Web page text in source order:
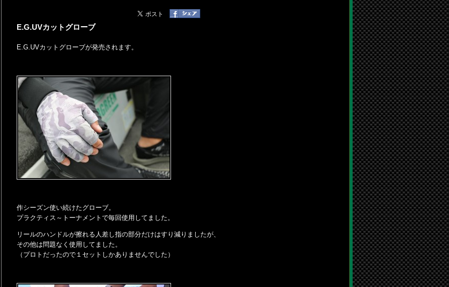
E.G.UVカットグローブ
E.G.UVカットグローブが発売されます。
作シーズン使い続けたグローブ。
プラクティス～トーナメントで毎回使用してました。
リールのハンドルが擦れる人差し指の部分だけはすり減りましたが、
その他は問題なく使用してました。
（プロトだったので１セットしかありませんでした）